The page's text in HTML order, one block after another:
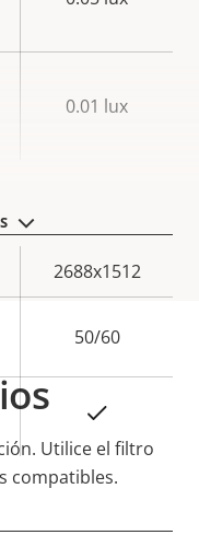
0.01 lux
2688x1512
50/60
Utilice el filtro
compatibles.